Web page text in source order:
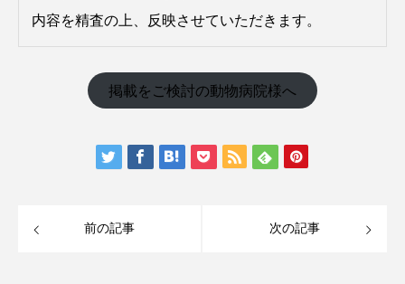
内容を精査の上、反映させていただきます。
掲載をご検討の動物病院様へ
前の記事 次の記事